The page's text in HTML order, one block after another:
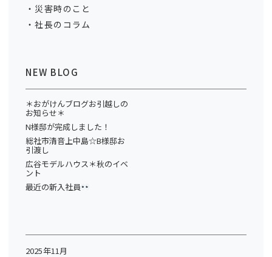
災害時のこと
社長のコラム
NEW BLOG
＊おがけんブログお引越しの
お知らせ＊
N様邸が完成しました！
総社市清音上中島☆B様邸お
引渡し
広谷モデルハウス＊秋のイベ
ント
最近の新入社員
2025年11月